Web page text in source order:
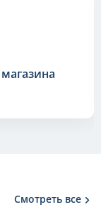
Смотреть все